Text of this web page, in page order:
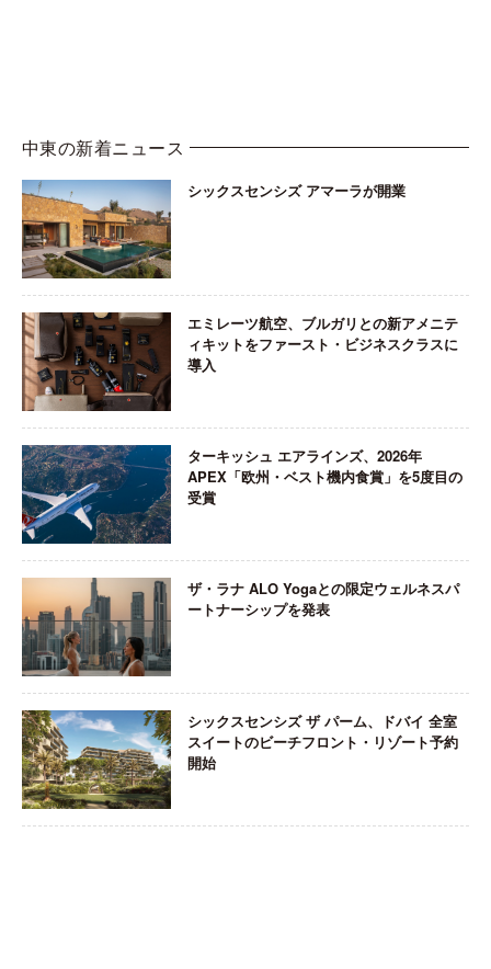
中東の新着ニュース
シックスセンシズ アマーラが開業
エミレーツ航空、ブルガリとの新アメニテ
ィキットをファースト・ビジネスクラスに
導入
ターキッシュ エアラインズ、2026年
APEX「欧州・ベスト機内食賞」を5度目の
受賞
ザ・ラナ ALO Yogaとの限定ウェルネスパ
ートナーシップを発表
シックスセンシズ ザ パーム、ドバイ 全室
スイートのビーチフロント・リゾート予約
開始